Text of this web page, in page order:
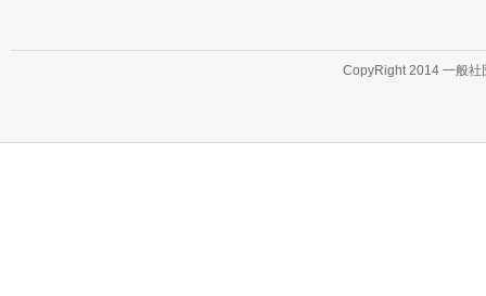
CopyRight 2014 一般